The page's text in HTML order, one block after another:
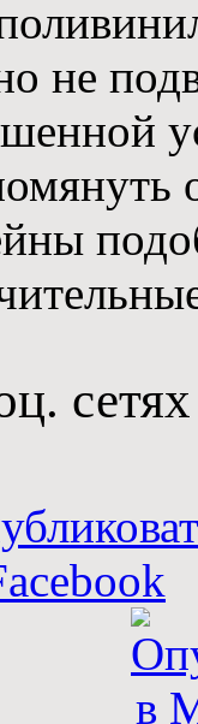
не
сетях